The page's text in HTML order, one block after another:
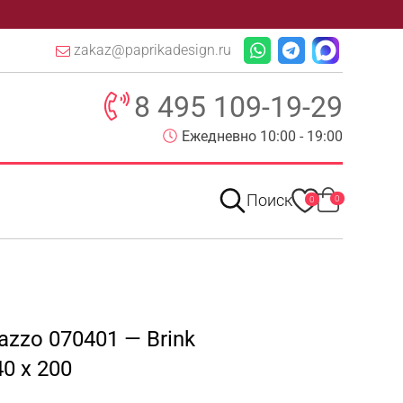
zakaz@paprikadesign.ru
8 495 109-19-29
Ежедневно 10:00 - 19:00
Поиск 0 0
070401 — Brink
x 200